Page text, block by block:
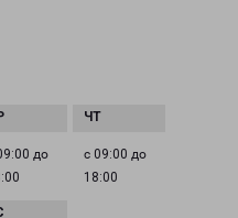
до
с 09:00 до
18:00